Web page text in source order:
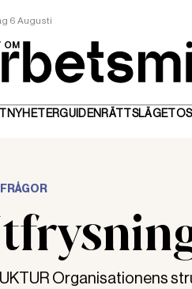
6 Augusti
NYHETERGUIDEN RÄTTSLÄGET
Organisationens